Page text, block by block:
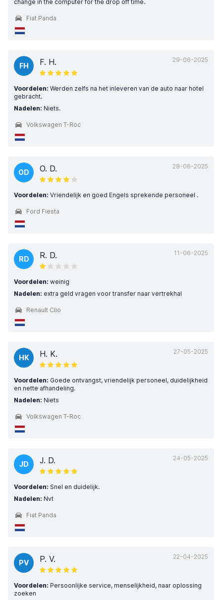
change in the computer for the drop off time.
Fiat Panda
29-06-2025
FH F. H.
Voordelen: Werden zelfs na het inleveren van de auto naar hotel
gebracht.
Nadelen: Niets.
Volkswagen T-Roc
28-06-2025
OD O. D.
Voordelen: Vriendelijk en goed Engels sprekende personeel .
Ford Fiesta
11-06-2025
RD R. D.
Voordelen: weinig
Nadelen: extra geld vragen voor transfer naar vertrekhal
Renault Clio
27-05-2025
HK H. K.
Voordelen: Goede ontvangst, vriendelijk personeel, duidelijkheid
en nette afhandeling.
Nadelen: Niets
Volkswagen T-Roc
24-05-2025
JD J. D.
Voordelen: Snel en duidelijk.
Nadelen: Nvt
Fiat Panda
22-04-2025
PV P. V.
Voordelen: Persoonlijke service, menselijkheid, naar oplossing
zoeken